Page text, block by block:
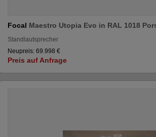
Focal Maestro Utopia Evo in RAL 1018
Standlautsprecher
Neupreis: 69.998 €
Preis auf Anfrage